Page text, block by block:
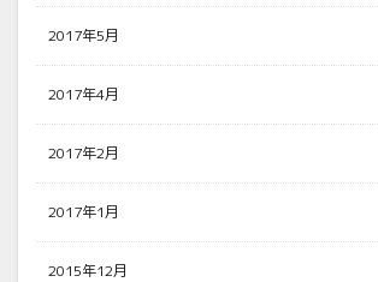
2017年5月
2017年4月
2017年2月
2017年1月
2015年12月